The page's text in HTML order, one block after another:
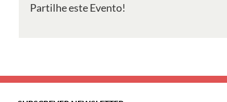
Partilhe este Evento!